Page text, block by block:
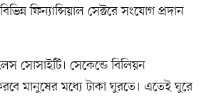
ফিন্যান্সিয়াল সেক্টরে সংযোগ প্রদান
সোসাইটি। সেকেন্ডে বিলিয়ন
মানুষের মধ্যে টাকা ঘুরতে। এতেই ঘুরে